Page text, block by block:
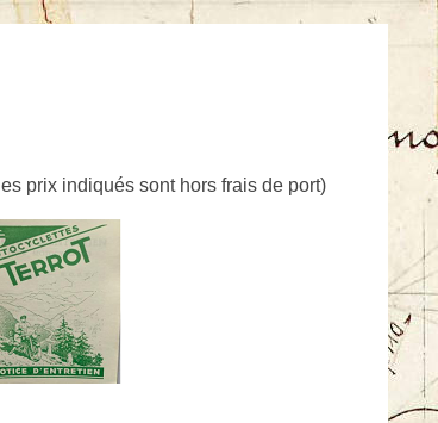
les prix indiqués sont hors frais de port)